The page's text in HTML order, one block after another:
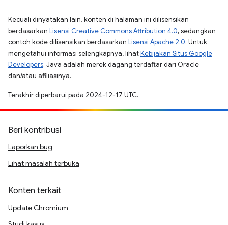
Kecuali dinyatakan lain, konten di halaman ini dilisensikan
berdasarkan Lisensi Creative Commons Attribution 4.0, sedangkan
contoh kode dilisensikan berdasarkan Lisensi Apache 2.0. Untuk
mengetahui informasi selengkapnya, lihatKebijakan Situs Google
Developers. Java adalah merek dagang terdaftar dari Oracle
dan/atau afiliasinya.
Terakhir diperbarui pada 2024-12-17 UTC.
Beri kontribusi
Laporkan bug
Lihat masalah terbuka
Konten terkait
Update Chromium